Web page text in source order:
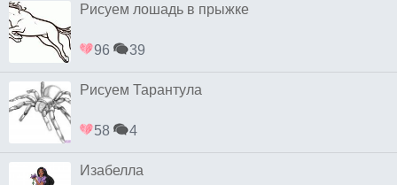
Рисуем лошадь в прыжке
96 39
Рисуем Тарантула
58 4
Изабелла